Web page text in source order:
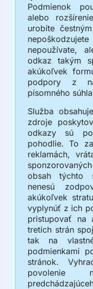
Podmienok
alebo
urobíte
nepoužívate,
odkaz takým
akúkoľvek
podpory z
písomného
Služba
zdroje
odkazy sú
pohodlie. To
reklamách,
obsah týchto
nenesú
akúkoľvek
vyplynúť z ich
pristupovať na
tretích strán
tak na
podmienkami
stránok.
povolenie